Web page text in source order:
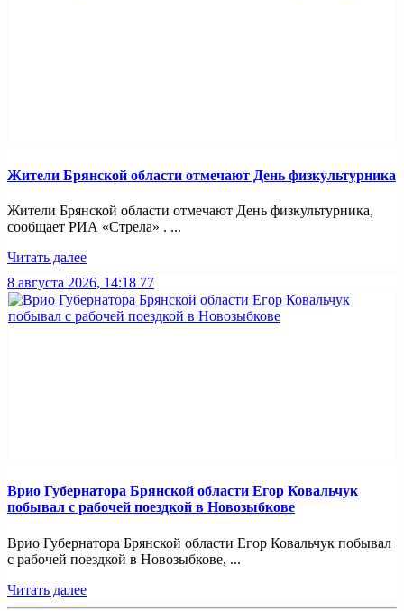
Жители Брянской области отмечают День физкультурника
Жители Брянской области отмечают День физкультурника,
сообщает РИА «Стрела» . ...
Читать далее
8 августа 2026, 14:18 77
Врио Губернатора Брянской области Егор Ковальчук
побывал с рабочей поездкой в Новозыбкове
Врио Губернатора Брянской области Егор Ковальчук побывал
с рабочей поездкой в Новозыбкове, ...
Читать далее